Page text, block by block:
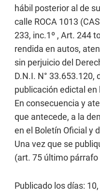
hábil posterior al de
calle ROCA 1013
233, inc.1º , Art. 244
rendida en autos,
sin perjuicio del
D.N.I. N°
publicación edictal en
En consecuencia y
que antecede, a la
en el Boletín Oficial y
Una vez que se
(art. 75 último párrafo
Publicado los días: